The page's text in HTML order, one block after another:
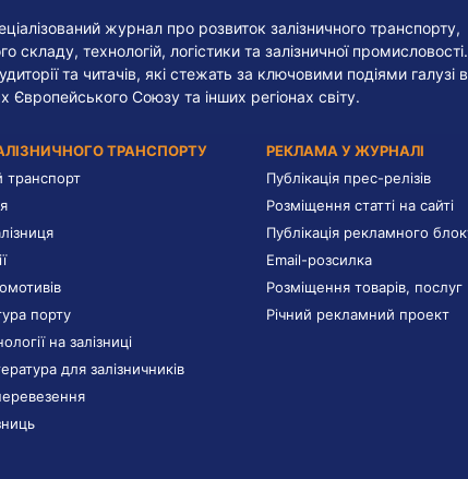
журнал про розвиток залізничного транспорту,
технологій, логістики та залізничної промисловості.
та читачів, які стежать за ключовими подіями галузі в
Європейського Союзу та інших регіонах світу.
ТРАНСПОРТУ
транспорт
порту
на залізниці
для залізничників
РЕКЛАМА У ЖУРНАЛІ
Публікація прес-релізів
Розміщення статті на сайті
Публікація рекламного
Email-розсилка
Розміщення товарів, послуг
Річний рекламний проект